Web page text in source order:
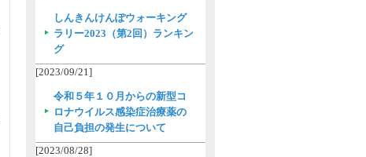
しんきんけんぽウォーキング
ラリー2023（第2回）ランキン
グ
[2023/09/21]
令和５年１０月からの新型コ
ロナウイルス感染症治療薬の
自己負担の発生について
[2023/08/28]